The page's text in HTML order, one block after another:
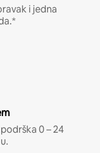
i jedna
0 – 24